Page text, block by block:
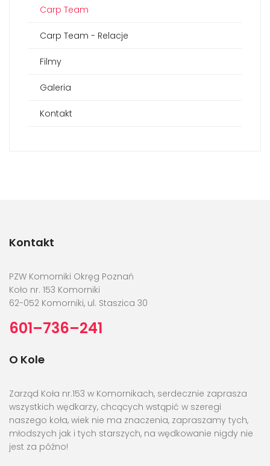
Carp Team
Carp Team - Relacje
Filmy
Galeria
Kontakt
Kontakt
PZW Komorniki Okręg Poznań
Koło nr. 153 Komorniki
62-052 Komorniki, ul. Staszica 30
601–736–241
O Kole
Zarząd Koła nr.153 w Komornikach, serdecznie zaprasza
wszystkich wędkarzy, chcących wstąpić w szeregi
naszego koła, wiek nie ma znaczenia, zapraszamy tych,
młodszych jak i tych starszych, na wędkowanie nigdy nie
jest za późno!